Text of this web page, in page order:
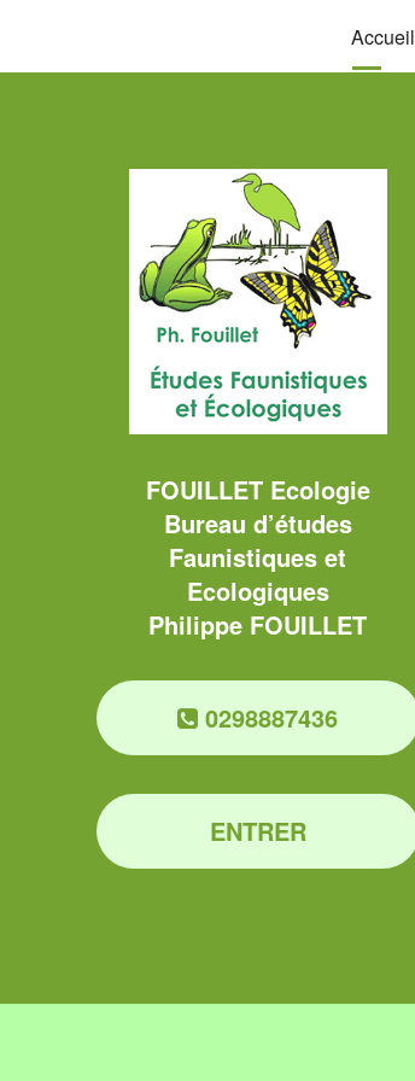
Accueil
FOUILLET Ecologie
Bureau d’études
Faunistiques et
Ecologiques
Philippe FOUILLET
0298887436
ENTRER